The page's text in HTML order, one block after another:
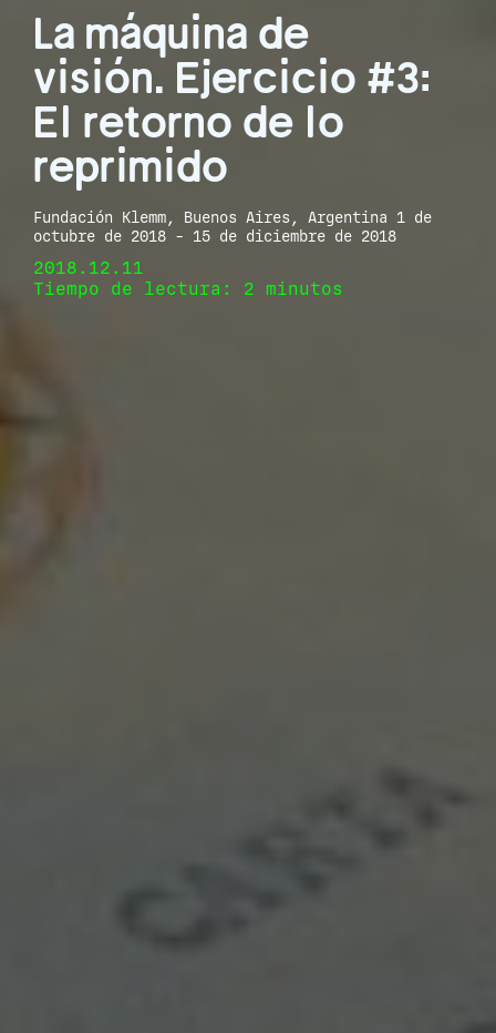
La máquina de
visión. Ejercicio #3:
El retorno de lo
reprimido
Fundación Klemm, Buenos Aires, Argentina 1 de
octubre de 2018 - 15 de diciembre de 2018
2018.12.11
Tiempo de lectura: 2 minutos